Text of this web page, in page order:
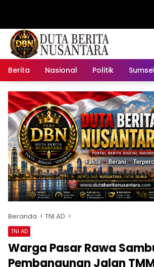
Berita Nasional Politik Sumsel
Beranda TNI AD
TNI AD
Warga Pasar Rawa
Pembangunan Jalan